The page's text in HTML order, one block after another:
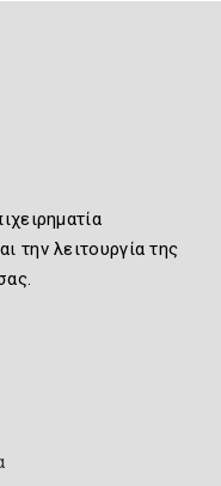
την λειτουργία της